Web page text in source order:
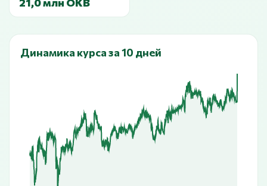
Динамика курса за 10 дней